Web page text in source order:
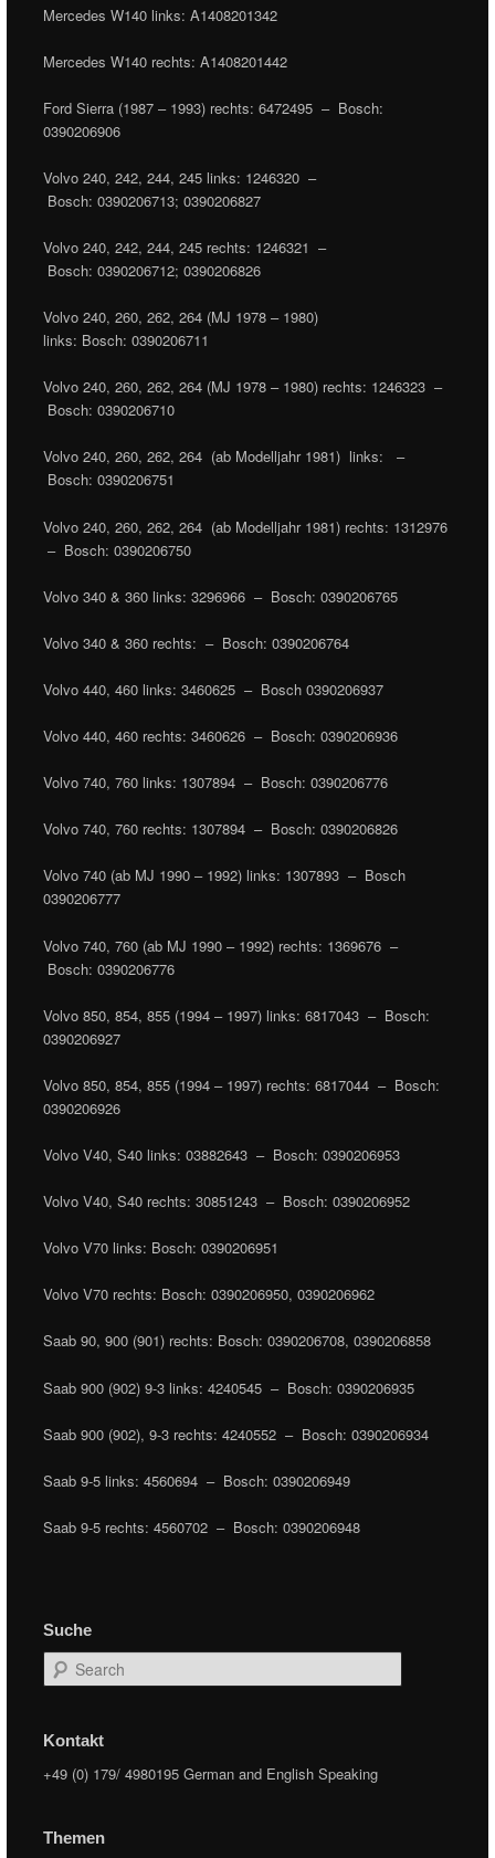
Mercedes W140 links: A1408201342
Mercedes W140 rechts: A1408201442
Ford Sierra (1987 – 1993) rechts: 6472495 – Bosch:
0390206906
Volvo 240, 242, 244, 245 links: 1246320 –
Bosch: 0390206713; 0390206827
Volvo 240, 242, 244, 245 rechts: 1246321 –
Bosch: 0390206712; 0390206826
Volvo 240, 260, 262, 264 (MJ 1978 – 1980)
links: Bosch: 0390206711
Volvo 240, 260, 262, 264 (MJ 1978 – 1980) rechts: 1246323 –
Bosch: 0390206710
Volvo 240, 260, 262, 264 (ab Modelljahr 1981) links: –
Bosch: 0390206751
Volvo 240, 260, 262, 264 (ab Modelljahr 1981) rechts: 1312976
– Bosch: 0390206750
Volvo 340 & 360 links: 3296966 – Bosch: 0390206765
Volvo 340 & 360 rechts: – Bosch: 0390206764
Volvo 440, 460 links: 3460625 – Bosch 0390206937
Volvo 440, 460 rechts: 3460626 – Bosch: 0390206936
Volvo 740, 760 links: 1307894 – Bosch: 0390206776
Volvo 740, 760 rechts: 1307894 – Bosch: 0390206826
Volvo 740 (ab MJ 1990 – 1992) links: 1307893 – Bosch
0390206777
Volvo 740, 760 (ab MJ 1990 – 1992) rechts: 1369676 –
Bosch: 0390206776
Volvo 850, 854, 855 (1994 – 1997) links: 6817043 – Bosch:
0390206927
Volvo 850, 854, 855 (1994 – 1997) rechts: 6817044 – Bosch:
0390206926
Volvo V40, S40 links: 03882643 – Bosch: 0390206953
Volvo V40, S40 rechts: 30851243 – Bosch: 0390206952
Volvo V70 links: Bosch: 0390206951
Volvo V70 rechts: Bosch: 0390206950, 0390206962
Saab 90, 900 (901) rechts: Bosch: 0390206708, 0390206858
Saab 900 (902) 9-3 links: 4240545 – Bosch: 0390206935
Saab 900 (902), 9-3 rechts: 4240552 – Bosch: 0390206934
Saab 9-5 links: 4560694 – Bosch: 0390206949
Saab 9-5 rechts: 4560702 – Bosch: 0390206948
Suche
Search
Kontakt
+49 (0) 179/ 4980195 German and English Speaking
Themen